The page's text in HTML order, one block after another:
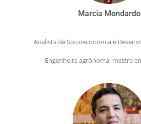
Marcia Mondardo
Analista de Socioeconomia e
Engenheira agrônoma, mestre